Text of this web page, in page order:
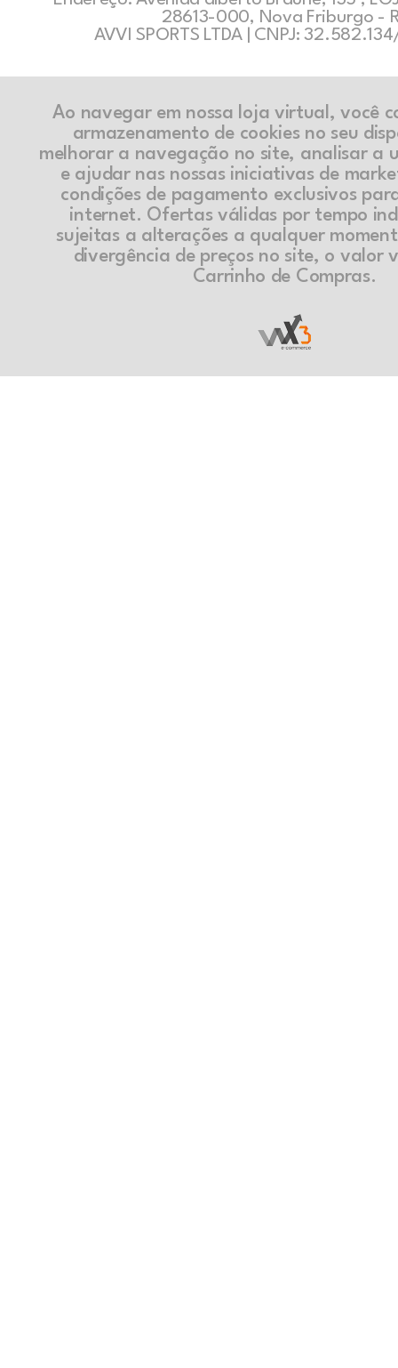
28613-000, Nova Friburgo -
AVVI SPORTS LTDA | CNPJ:
Ao navegar em nossa loja virtual, você
armazenamento de cookies no seu
melhorar a navegação no site, analisar a
e ajudar nas nossas iniciativas de
condições de pagamento exclusivos
internet. Ofertas válidas por tempo
sujeitas a alterações a qualquer
divergência de preços no site, o valor
Carrinho de Compras.